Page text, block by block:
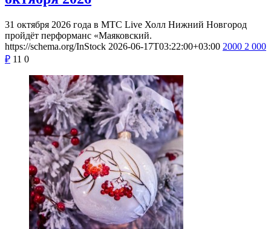
31 октября 2026 года в МТС Live Холл Нижний Новгород
пройдёт перформанс «Маяковский.
https://schema.org/InStock 2026-06-17T03:22:00+03:00 2000 2 000
₽ 11 0